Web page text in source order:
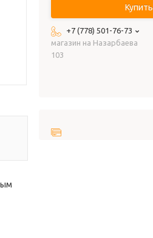
Купить
+7 (778) 501-76-73
магазин на Назарбаева
103